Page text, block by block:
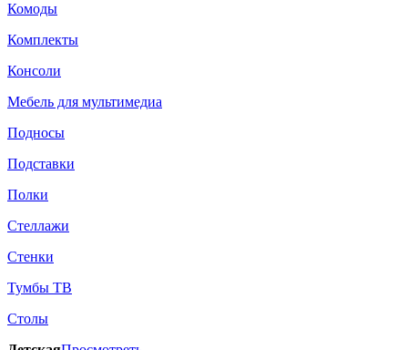
Комоды
Комплекты
Консоли
Мебель для мультимедиа
Подносы
Подставки
Полки
Стеллажи
Стенки
Тумбы ТВ
Столы